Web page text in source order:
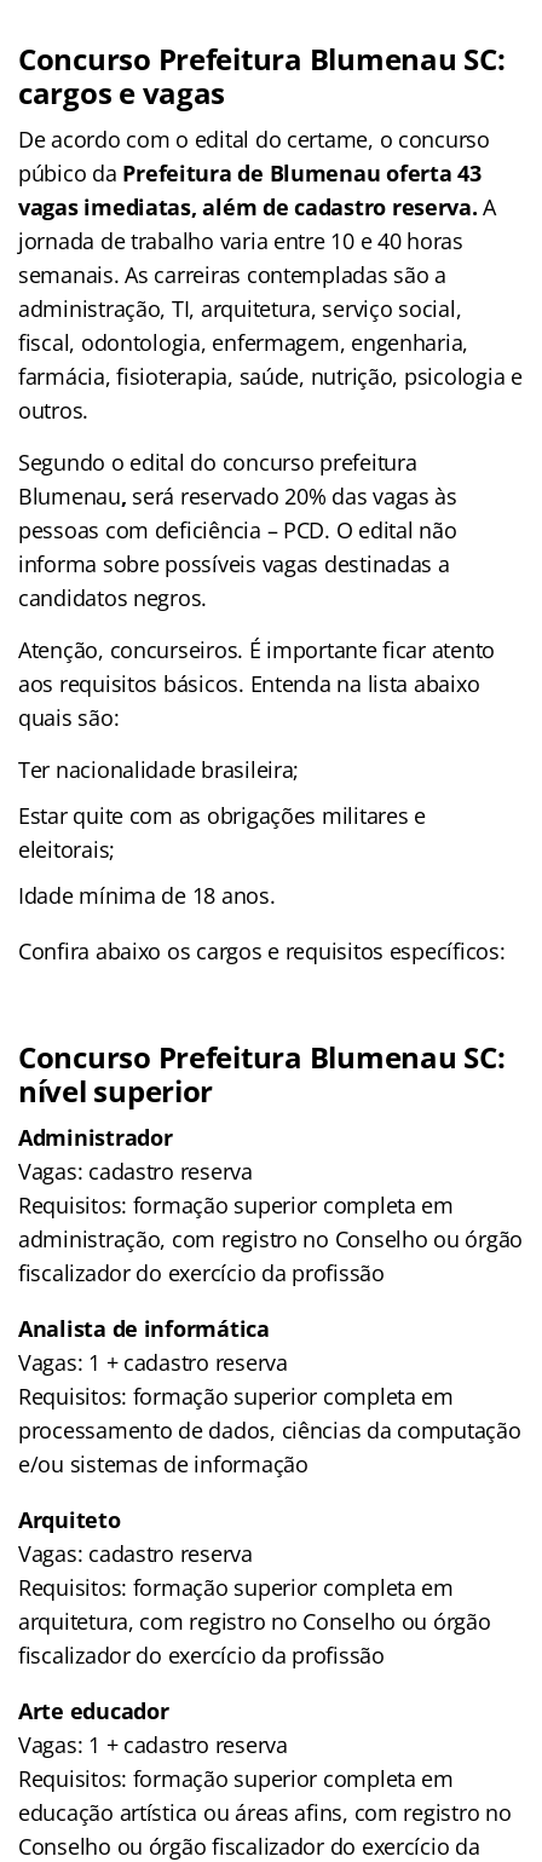
Concurso Prefeitura Blumenau SC:
cargos e vagas
De acordo com o edital do certame, o concurso
púbico da Prefeitura de Blumenau oferta 43
vagas imediatas, além de cadastro reserva.A
jornada de trabalho varia entre 10 e 40 horas
semanais. As carreiras contempladas são a
administração, TI, arquitetura, serviço social,
fiscal, odontologia, enfermagem, engenharia,
farmácia, fisioterapia, saúde, nutrição, psicologia e
outros.
Segundo o edital do concurso prefeitura
Blumenau, será reservado 20% das vagas às
pessoas com deficiência – PCD. O edital não
informa sobre possíveis vagas destinadas a
candidatos negros.
Atenção, concurseiros. É importante ficar atento
aos requisitos básicos. Entenda na lista abaixo
quais são:
Ter nacionalidade brasileira;
Estar quite com as obrigações militares e
eleitorais;
Idade mínima de 18 anos.
Confira abaixo os cargos e requisitos específicos:
Concurso Prefeitura Blumenau SC:
nível superior
Administrador
Vagas: cadastro reserva
Requisitos: formação superior completa em
administração, com registro no Conselho ou órgão
fiscalizador do exercício da profissão
Analista de informática
Vagas: 1 + cadastro reserva
Requisitos: formação superior completa em
processamento de dados, ciências da computação
e/ou sistemas de informação
Arquiteto
Vagas: cadastro reserva
Requisitos: formação superior completa em
arquitetura, com registro no Conselho ou órgão
fiscalizador do exercício da profissão
Arte educador
Vagas: 1 + cadastro reserva
Requisitos: formação superior completa em
educação artística ou áreas afins, com registro no
Conselho ou órgão fiscalizador do exercício da